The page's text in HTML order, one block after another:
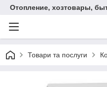
Отопление, хозтовары,
Товари та послуги